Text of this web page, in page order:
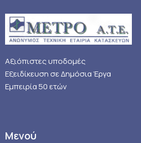
Αξιόπιστες υποδομές
Εξειδίκευση σε Δημόσια Έργα
Εμπειρία 50 ετών
Μενού